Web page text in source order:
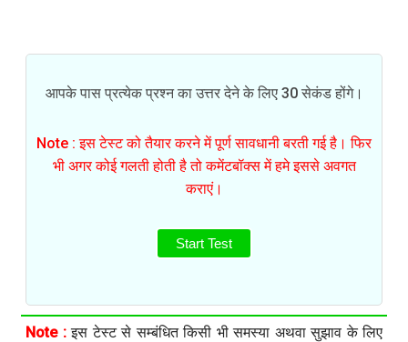
आपके पास प्रत्येक प्रश्न का उत्तर देने के लिए 30 सेकंड होंगे।
Note : इस टेस्ट को तैयार करने में पूर्ण सावधानी बरती गई है। फिर
भी अगर कोई गलती होती है तो कमेंटबॉक्स में हमे इससे अवगत
कराएं।
Start Test
Note :इस टेस्ट से सम्बंधित किसी भी समस्या अथवा सुझाव के लिए